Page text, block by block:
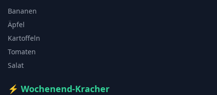
Bananen
Äpfel
Kartoffeln
Tomaten
Salat
⚡ Wochenend-Kracher